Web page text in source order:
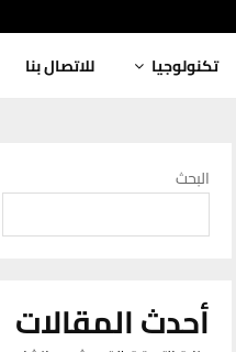
تكنولوجيا للاتصال بنا
البحث
أحدث المقالات